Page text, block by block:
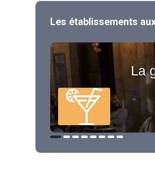
Les établissements
La